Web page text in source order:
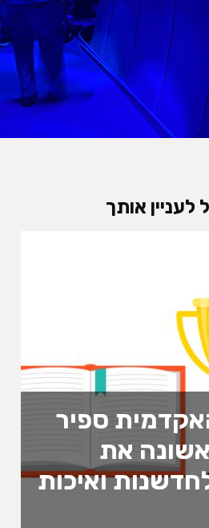
לעניין אותך
ספיר
את
ואיכות